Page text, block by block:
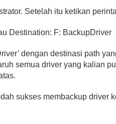
Setelah itu ketikan
Destination: F: BackupDriver
dengan destinasi path
semua driver yang kalian
sukses membackup driver